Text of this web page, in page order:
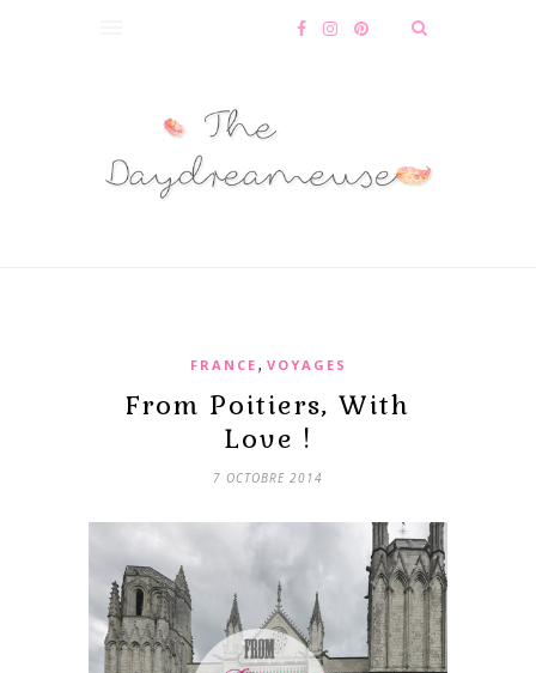
FRANCE , VOYAGES
From Poitiers, With
Love !
7 OCTOBRE 2014